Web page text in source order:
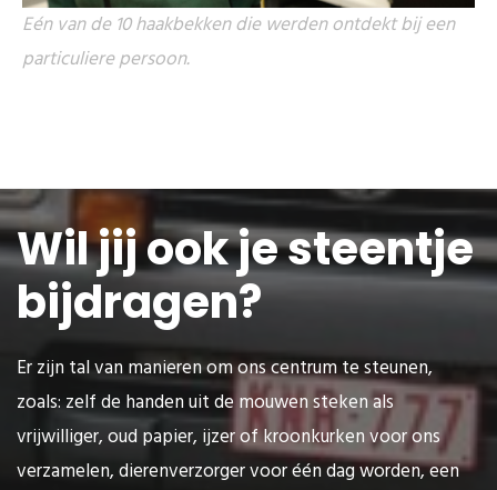
Eén van de 10 haakbekken die werden ontdekt bij een
particuliere persoon.
Wil jij ook je steentje
bijdragen?
Er zijn tal van manieren om ons centrum te steunen,
zoals: zelf de handen uit de mouwen steken als
vrijwilliger, oud papier, ijzer of kroonkurken voor ons
verzamelen, dierenverzorger voor één dag worden, een